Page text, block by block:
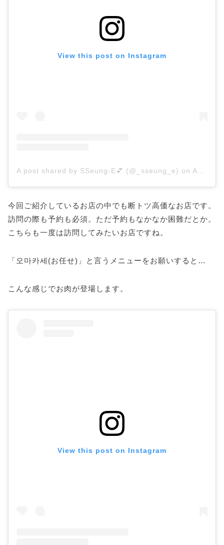
View this post on Instagram
A post shared by SSeung-E💕 (@_sseung_e) on Aug 31, 2019 at 8:10am PDT
今回ご紹介しているお店の中でも断トツ高価なお店です。
訪問の際も予約も必須。ただ予約もなかなか困難だとか。
こちらも一度は訪問してみたいお店ですね。
「오마카세(お任せ)」と言うメニューをお願いすると…
こんな感じでお肉が登場します。
View this post on Instagram